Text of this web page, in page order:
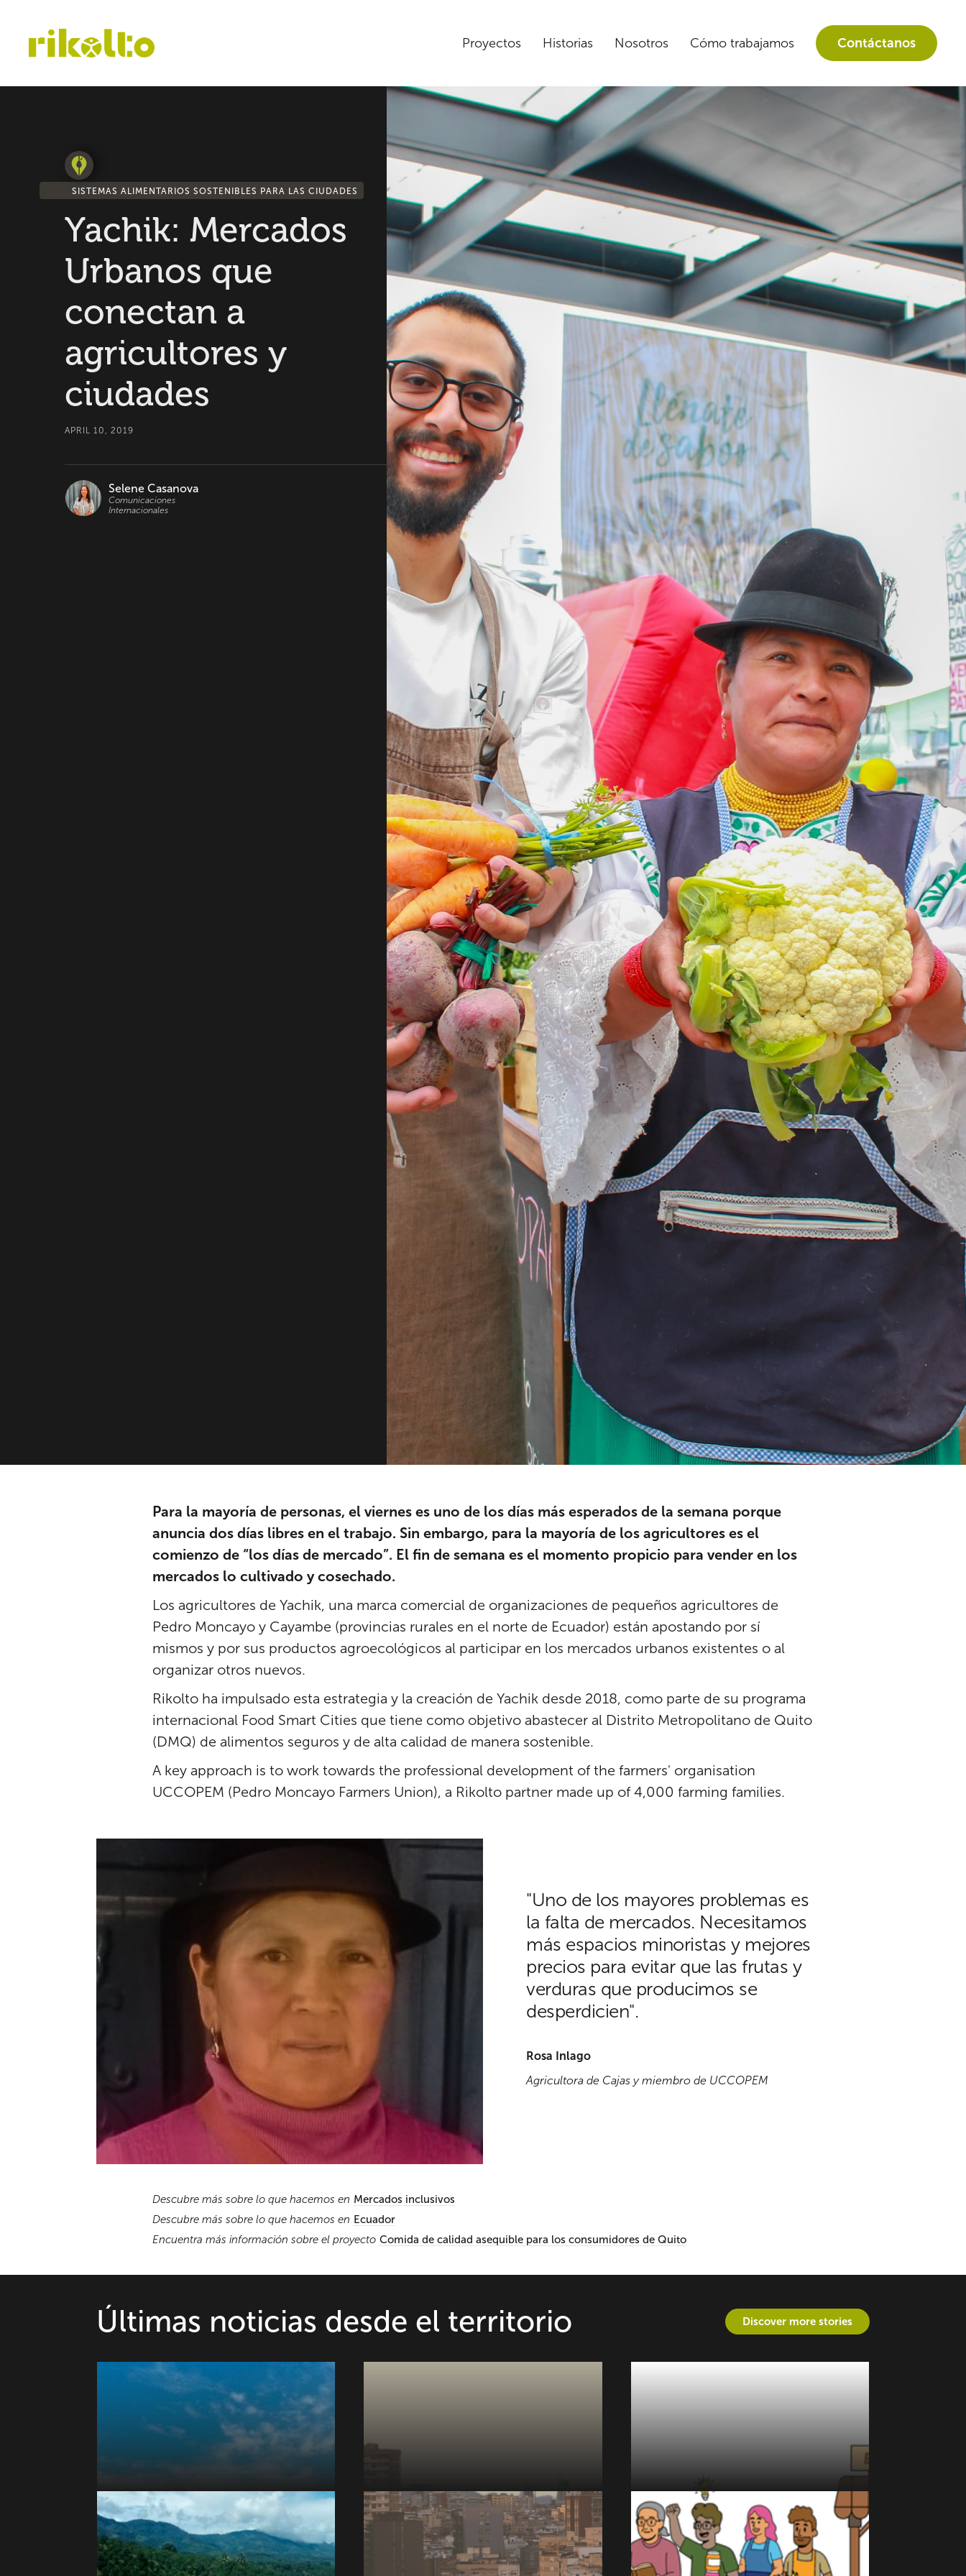
Proyectos Historias Nosotros Cómo trabajamos Contáctanos
SISTEMAS ALIMENTARIOS SOSTENIBLES PARA LAS CIUDADES
Yachik: Mercados
Urbanos que
conectan a
agricultores y
ciudades
APRIL 10, 2019
Selene Casanova
Comunicaciones
Internacionales
Para la mayoría de personas, el viernes es uno de los días más esperados de la semana porque
anuncia dos días libres en el trabajo. Sin embargo, para la mayoría de los agricultores es el
comienzo de “los días de mercado”. El fin de semana es el momento propicio para vender en los
mercados lo cultivado y cosechado.
Los agricultores de Yachik, una marca comercial de organizaciones de pequeños agricultores de
Pedro Moncayo y Cayambe (provincias rurales en el norte de Ecuador) están apostando por sí
mismos y por sus productos agroecológicos al participar en los mercados urbanos existentes o al
organizar otros nuevos.
Rikolto ha impulsado esta estrategia y la creación de Yachik desde 2018, como parte de su programa
internacional Food Smart Cities que tiene como objetivo abastecer al Distrito Metropolitano de Quito
(DMQ) de alimentos seguros y de alta calidad de manera sostenible.
A key approach is to work towards the professional development of the farmers' organisation
UCCOPEM (Pedro Moncayo Farmers Union), a Rikolto partner made up of 4,000 farming families.
"Uno de los mayores problemas es
la falta de mercados. Necesitamos
más espacios minoristas y mejores
precios para evitar que las frutas y
verduras que producimos se
desperdicien".
Rosa Inlago
Agricultora de Cajas y miembro de UCCOPEM
Descubre más sobre lo que hacemos en Mercados inclusivos
Descubre más sobre lo que hacemos en Ecuador
Encuentra más información sobre el proyecto Comida de calidad asequible para los consumidores de Quito
Últimas noticias desde el territorio Discover more stories